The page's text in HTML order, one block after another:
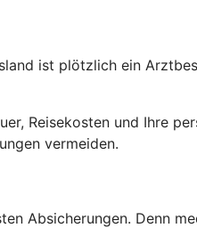
ist plötzlich ein
Reisekosten und Ihre
vermeiden.
Absicherungen. Denn